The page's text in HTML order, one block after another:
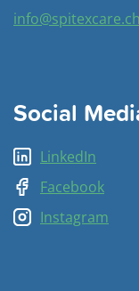
info@spitexcare.ch
Social
LinkedIn
Facebook
Instagram